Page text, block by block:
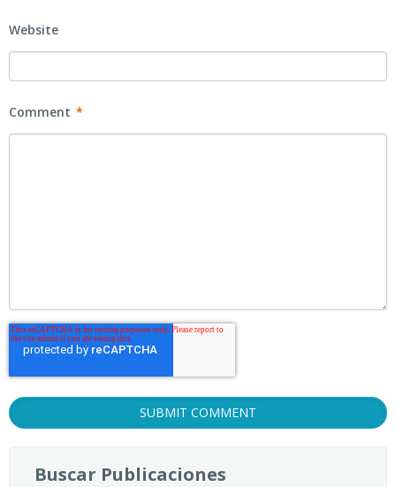
Website
Comment *
Buscar Publicaciones